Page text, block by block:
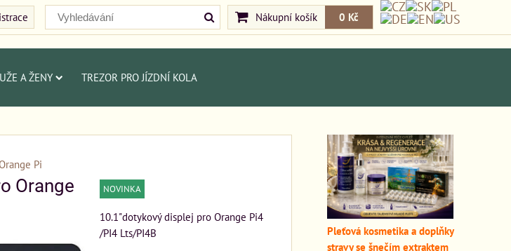
Nákupní košík 0 Kč
A ŽENY TREZOR PRO JÍZDNÍ KOLA
Pi
Orange
NOVINKA
10.1"dotykový displej pro Orange Pi4
/PI4 Lts/PI4B
Pleťová kosmetika a doplňky
stravy se šnečím extraktem